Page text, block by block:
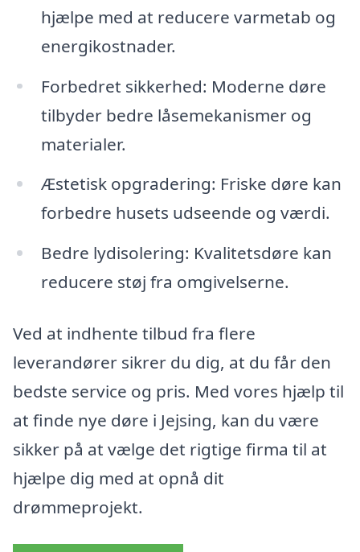
hjælpe med at reducere varmetab og
energikostnader.
Forbedret sikkerhed: Moderne døre
tilbyder bedre låsemekanismer og
materialer.
Æstetisk opgradering: Friske døre kan
forbedre husets udseende og værdi.
Bedre lydisolering: Kvalitetsdøre kan
reducere støj fra omgivelserne.
Ved at indhente tilbud fra flere
leverandører sikrer du dig, at du får den
bedste service og pris. Med vores hjælp til
at finde nye døre i Jejsing, kan du være
sikker på at vælge det rigtige firma til at
hjælpe dig med at opnå dit
drømmeprojekt.